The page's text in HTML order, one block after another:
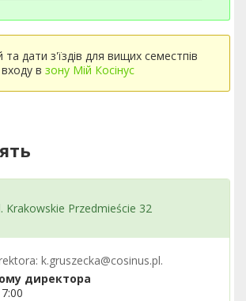
та дати з'їздів для вищих семестпів
входу в зону Мій Косінус
Krakowskie Przedmieście 32
k.gruszecka@cosinus.pl.
директора